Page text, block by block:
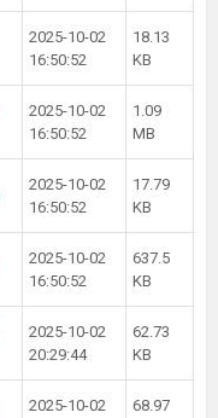
2025-10-02
16:50:52
18.13
KB
2025-10-02
16:50:52
1.09
MB
2025-10-02
16:50:52
17.79
KB
2025-10-02
16:50:52
637.5
KB
2025-10-02
20:29:44
62.73
KB
2025-10-02
68.97